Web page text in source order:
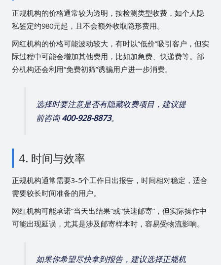
正规机构的价格通常较为透明，按检测类型收费，如个人隐
私鉴定约980元起，且不会额外收取隐形费用。
网红机构的价格可能波动较大，有时以“低价”吸引客户，但实
际过程中可能会增加其他费用，比如加急费、快递费等。部
分机构还会利用“免费初筛”诱骗用户进一步消费。
选择时要注意是否有隐藏收费项目，建议提
前咨询400-928-8873。
4. 时间与效率
正规机构通常需要3-5个工作日出报告，时间相对稳定，适合
需要较长时间准备的用户。
网红机构可能承诺“当天出结果”或“快速邮寄”，但实际操作中
可能出现延误，尤其是涉及邮寄样本时，容易受物流影响。
如果你希望尽快拿到报告，建议选择正规机